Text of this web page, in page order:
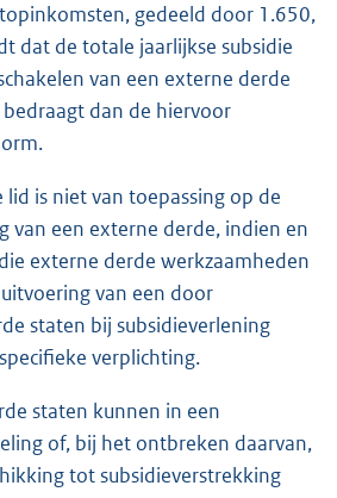
gedeeld door 1.650,
dat de totale jaarlijkse subsidie
van een externe derde
dan de hiervoor
lid is niet van toepassing op de
van een externe derde, indien en
externe derde werkzaamheden
van een door
staten bij subsidieverlening
verplichting.
staten kunnen in een
of, bij het ontbreken daarvan,
tot subsidieverstrekking